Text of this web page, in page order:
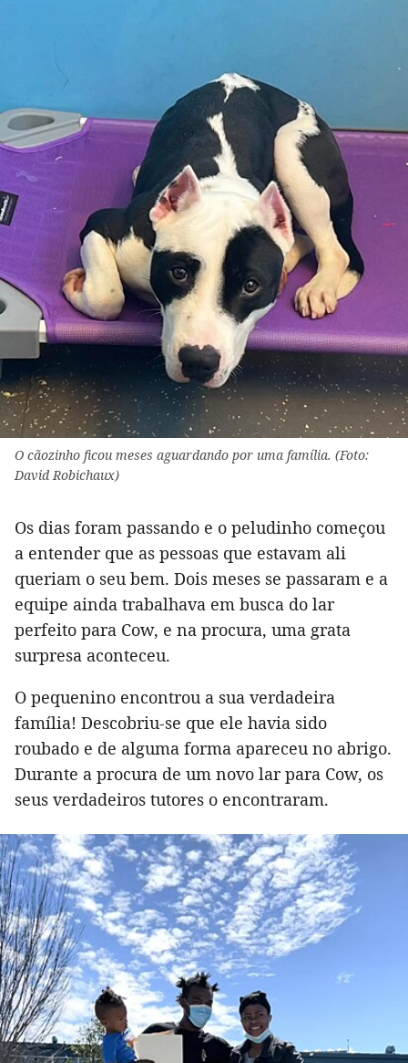
O cãozinho ficou meses aguardando por uma família. (Foto:
David Robichaux)
Os dias foram passando e o peludinho começou
a entender que as pessoas que estavam ali
queriam o seu bem. Dois meses se passaram e a
equipe ainda trabalhava em busca do lar
perfeito para Cow, e na procura, uma grata
surpresa aconteceu.
O pequenino encontrou a sua verdadeira
família! Descobriu-se que ele havia sido
roubado e de alguma forma apareceu no abrigo.
Durante a procura de um novo lar para Cow, os
seus verdadeiros tutores o encontraram.